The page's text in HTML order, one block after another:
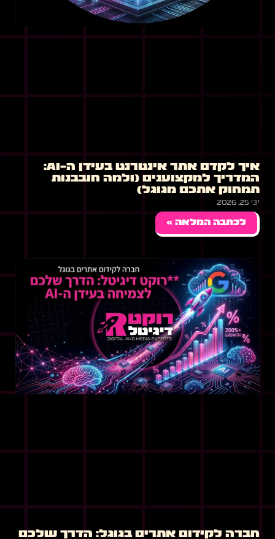
איך לקדם אתר אינטרנט בעידן ה-AI:
המדריך למקצוענים (ולמה חובבנות
תמחוק אתכם מגוגל)
יוני 25, 2026
לכתבה המלאה »
חברה לקידום אתרים בגוגל: הדרך שלכם